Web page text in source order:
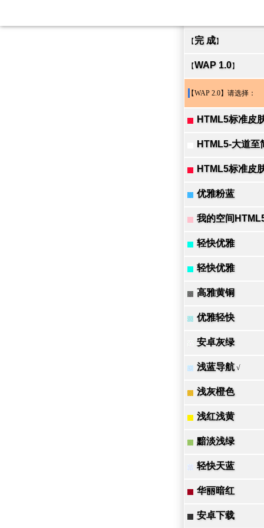
【 完 成】
【WAP 1.0】
【WAP 2.0】请选择：
HTML5标准皮
HTML5-大道至
HTML5标准皮
优雅粉蓝
我的空间
轻快优雅
轻快优雅
高雅黄铜
优雅轻快
安卓灰绿
浅蓝导航√
浅灰橙色
浅红浅黄
黯淡浅绿
轻快天蓝
华丽暗红
安卓下载